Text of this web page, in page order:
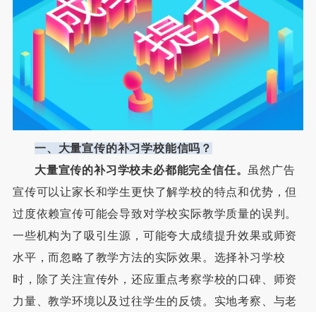
一、 大量宣传的补习学校能信吗？
大量宣传的补习学校未必都能完全信任。 虽然广告
宣传可以让家长和学生更快了解学校的特点和优势，但
过度依赖宣传可能会导致对学校实际教学质量的误判。
一些机构为了吸引生源，可能夸大成绩提升效果或师资
水平，而忽略了教学方法的实际效果。选择补习学校
时，除了关注宣传外，还应重点考察学校的口碑、师资
力量、教学环境以及过往学生的反馈。实地考察、与老